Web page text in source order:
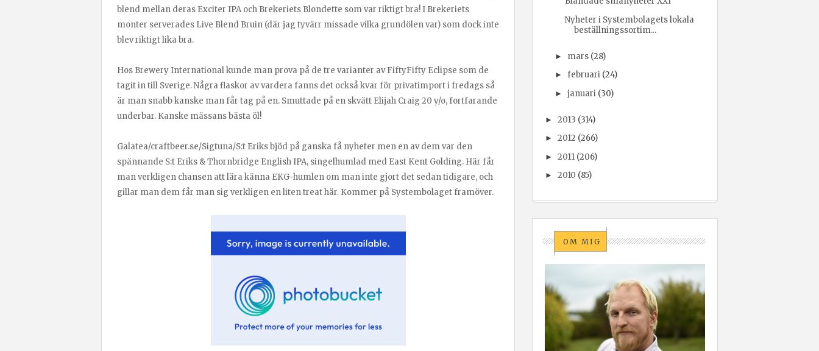
blend mellan deras Exciter IPA och Brekeriets Blondette som var riktigt bra! I Brekeriets
monter serverades Live Blend Bruin (där jag tyvärr missade vilka grundölen var) som dock inte
blev riktigt lika bra.
Hos Brewery International kunde man prova på de tre varianter av FiftyFifty Eclipse som de
tagit in till Sverige. Några flaskor av vardera fanns det också kvar för privatimport i fredags så
är man snabb kanske man får tag på en. Smuttade på en skvätt Elijah Craig 20 y/o, fortfarande
underbar. Kanske mässans bästa öl!
Galatea/craftbeer.se/Sigtuna/S:t Eriks bjöd på ganska få nyheter men en av dem var den
spännande S:t Eriks & Thornbridge English IPA, singelhumlad med East Kent Golding. Här får
man verkligen chansen att lära känna EKG-humlen om man inte gjort det sedan tidigare, och
gillar man dem får man sig verkligen en liten treat här. Kommer på Systembolaget framöver.
Nyheter i Systembolagets lokala
beställningssortim...
► mars (28)
► februari (24)
► januari (30)
►2013 (314)
►2012 (266)
►2011 (206)
►2010 (85)
OM MIG